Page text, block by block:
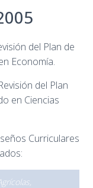
del Plan de
Economía.
del Plan
en Ciencias
Curriculares